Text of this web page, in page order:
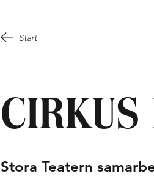
Start
CIRKUS
Stora Teatern